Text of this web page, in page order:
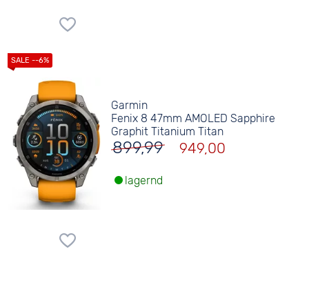
Garmin
Fenix 8 47mm AMOLED Sapphire
Graphit Titanium Titan
899,99 949,00
lagernd